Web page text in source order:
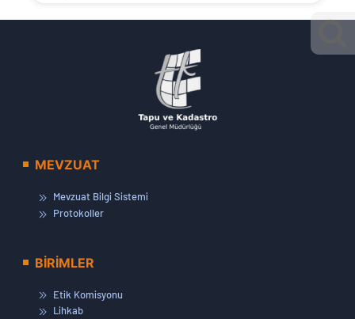
MEVZUAT
Mevzuat Bilgi Sistemi
Protokoller
BİRİMLER
Etik Komisyonu
Lihkab